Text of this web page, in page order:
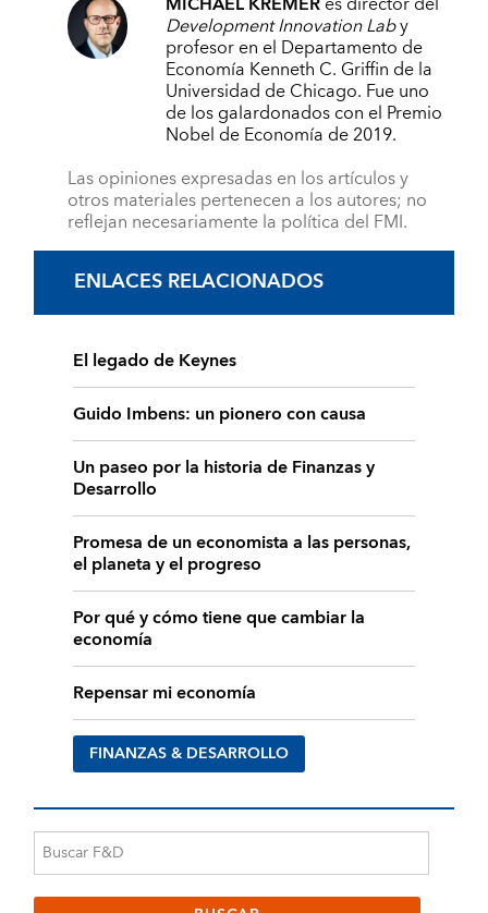
Development Innovation Laby
profesor en el Departamento de
Economía Kenneth C. Griffin de la
Universidad de Chicago. Fue uno
de los galardonados con el Premio
Nobel de Economía de 2019.
Las opiniones expresadas en los artículos y
otros materiales pertenecen a los autores; no
reflejan necesariamente la política del FMI.
ENLACES RELACIONADOS
El legado de Keynes
Guido Imbens: un pionero con causa
Un paseo por la historia de Finanzas y
Desarrollo
Promesa de un economista a las personas,
el planeta y el progreso
Por qué y cómo tiene que cambiar la
economía
Repensar mi economía
FINANZAS & DESARROLLO